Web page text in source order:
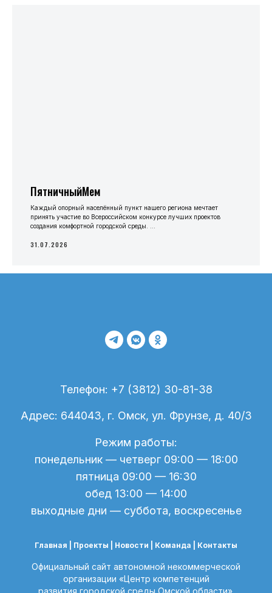
ПятничныйМем
Каждый опорный населённый пункт нашего региона мечтает
принять участие во Всероссийском конкурсе лучших проектов
создания комфортной городской среды. ...
31.07.2026
Телефон: +7 (3812) 30-81-38
Адрес: 644043, г. Омск, ул. Фрунзе, д. 40/3
Режим работы:
понедельник — четверг 09:00 — 18:00
пятница 09:00 — 16:30
обед 13:00 — 14:00
выходные дни — суббота, воскресенье
Главная | Проекты Новости | Команда | Контакты
Официальный сайт автономной некоммерческой
организации «Центр компетенций
развития городской среды Омской области».